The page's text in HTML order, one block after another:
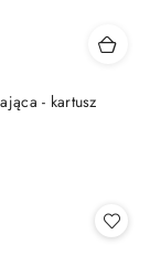
- kartusz